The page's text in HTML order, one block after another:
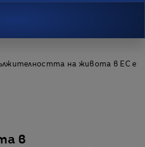
на живота в ЕС е
в